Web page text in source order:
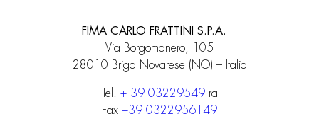
FIMA CARLO FRATTINI S.P.A.
Via Borgomanero, 105
28010 Briga Novarese (NO) – Italia
Tel. + 39 03229549ra
Fax +39 0322956149